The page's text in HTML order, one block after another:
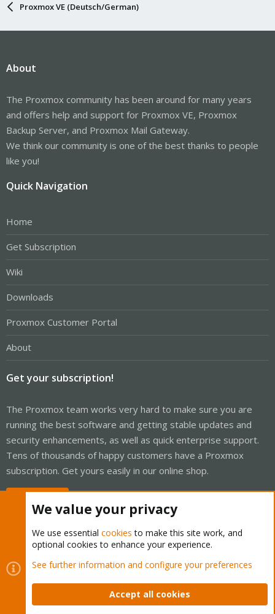
Proxmox VE (Deutsch/German)
About
The Proxmox community has been around for many years
and offers help and support for Proxmox VE, Proxmox
Backup Server, and Proxmox Mail Gateway.
We think our community is one of the best thanks to people
like you!
Quick Navigation
Home
Get Subscription
Wiki
Downloads
Proxmox Customer Portal
About
Get your subscription!
The Proxmox team works very hard to make sure you are
running the best software and getting stable updates and
security enhancements, as well as quick enterprise support.
Tens of thousands of happy customers have a Proxmox
subscription. Get yours easily in our online shop.
Cookies
Proxmox Support Forum - Light Mode
Contact us
Terms and rules Privacy policy Help Home
We value your privacy
We use essential cookies to make this site work, and
optional cookies to enhance your experience.
See further information and configure your preferences
Accept all cookies